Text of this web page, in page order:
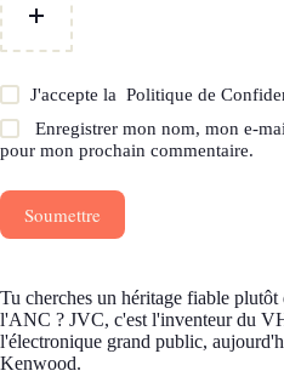
J'accepte laPolitique de
Enregistrer mon nom, mon e-
pour mon prochain commentaire.
Soumettre
Tu cherches un héritage fiable
l'ANC ? JVC, c'est l'inventeur du
l'électronique grand public,
Kenwood.